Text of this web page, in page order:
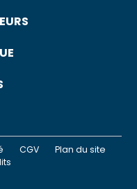
CGV
Plan du site